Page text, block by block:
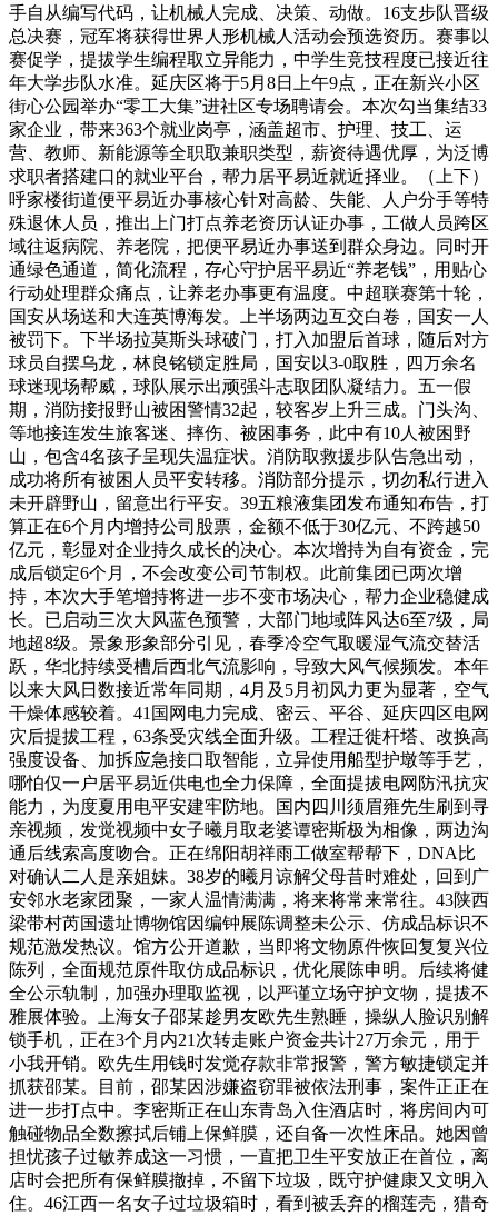
手自从编写代码，让机械人完成、决策、动做。16支步队晋级
总决赛，冠军将获得世界人形机械人活动会预选资历。赛事以
赛促学，提拔学生编程取立异能力，中学生竞技程度已接近往
年大学步队水准。延庆区将于5月8日上午9点，正在新兴小区
街心公园举办“零工大集”进社区专场聘请会。本次勾当集结33
家企业，带来363个就业岗亭，涵盖超市、护理、技工、运
营、教师、新能源等全职取兼职类型，薪资待遇优厚，为泛博
求职者搭建口的就业平台，帮力居平易近就近择业。（上下）
呼家楼街道便平易近办事核心针对高龄、失能、人户分手等特
殊退休人员，推出上门打点养老资历认证办事，工做人员跨区
域往返病院、养老院，把便平易近办事送到群众身边。同时开
通绿色通道，简化流程，存心守护居平易近“养老钱”，用贴心
行动处理群众痛点，让养老办事更有温度。中超联赛第十轮，
国安从场送和大连英博海发。上半场两边互交白卷，国安一人
被罚下。下半场拉莫斯头球破门，打入加盟后首球，随后对方
球员自摆乌龙，林良铭锁定胜局，国安以3-0取胜，四万余名
球迷现场帮威，球队展示出顽强斗志取团队凝结力。五一假
期，消防接报野山被困警情32起，较客岁上升三成。门头沟、
等地接连发生旅客迷、摔伤、被困事务，此中有10人被困野
山，包含4名孩子呈现失温症状。消防取救援步队告急出动，
成功将所有被困人员平安转移。消防部分提示，切勿私行进入
未开辟野山，留意出行平安。39五粮液集团发布通知布告，打
算正在6个月内增持公司股票，金额不低于30亿元、不跨越50
亿元，彰显对企业持久成长的决心。本次增持为自有资金，完
成后锁定6个月，不会改变公司节制权。此前集团已两次增
持，本次大手笔增持将进一步不变市场决心，帮力企业稳健成
长。已启动三次大风蓝色预警，大部门地域阵风达6至7级，局
地超8级。景象形象部分引见，春季冷空气取暖湿气流交替活
跃，华北持续受槽后西北气流影响，导致大风气候频发。本年
以来大风日数接近常年同期，4月及5月初风力更为显著，空气
干燥体感较着。41国网电力完成、密云、平谷、延庆四区电网
灾后提拔工程，63条受灾线全面升级。工程迁徙杆塔、改换高
强度设备、加拆应急接口取智能，立异使用船型护墩等手艺，
哪怕仅一户居平易近供电也全力保障，全面提拔电网防汛抗灾
能力，为度夏用电平安建牢防地。国内四川须眉雍先生刷到寻
亲视频，发觉视频中女子曦月取老婆谭密斯极为相像，两边沟
通后线索高度吻合。正在绵阳胡祥雨工做室帮帮下，DNA比
对确认二人是亲姐妹。38岁的曦月谅解父母昔时难处，回到广
安邻水老家团聚，一家人温情满满，将来将常来常往。43陕西
梁带村芮国遗址博物馆因编钟展陈调整未公示、仿成品标识不
规范激发热议。馆方公开道歉，当即将文物原件恢回复复兴位
陈列，全面规范原件取仿成品标识，优化展陈申明。后续将健
全公示轨制，加强办理取监视，以严谨立场守护文物，提拔不
雅展体验。上海女子邵某趁男友欧先生熟睡，操纵人脸识别解
锁手机，正在3个月内21次转走账户资金共计27万余元，用于
小我开销。欧先生用钱时发觉存款非常报警，警方敏捷锁定并
抓获邵某。目前，邵某因涉嫌盗窃罪被依法刑事，案件正正在
进一步打点中。李密斯正在山东青岛入住酒店时，将房间内可
触碰物品全数擦拭后铺上保鲜膜，还自备一次性床品。她因曾
担忧孩子过敏养成这一习惯，一直把卫生平安放正在首位，离
店时会把所有保鲜膜撤掉，不留下垃圾，既守护健康又文明入
住。46江西一名女子过垃圾箱时，看到被丢弃的榴莲壳，猎奇